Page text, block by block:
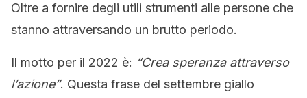
Oltre a fornire degli utili strumenti alle persone che
stanno attraversando un brutto periodo.
Il motto per il 2022 è: “Crea speranza attraverso
l’azione”. Questa frase del settembre giallo